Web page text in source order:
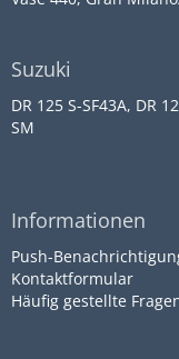
Suzuki
DR 125 S-SF43A, DR
SM
Informationen
Push-
Kontaktformular
Häufig gestellte